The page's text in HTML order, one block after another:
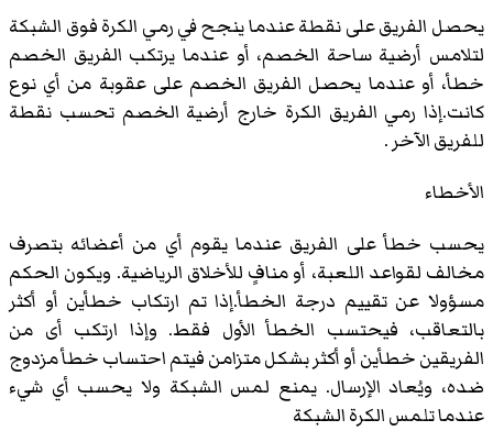
يحصل الفريق على نقطة عندما ينجح في رمي الكرة فوق الشبكة
لتلامس أرضية ساحة الخصم، أو عندما يرتكب الفريق الخصم
خطأ، أو عندما يحصل الفريق الخصم على عقوبة من أي نوع
كانت.إذا رمي الفريق الكرة خارج أرضية الخصم تحسب نقطة
للفريق الآخر .
الأخطاء
يحسب خطأ على الفريق عندما يقوم أي من أعضائه بتصرف
مخالف لقواعد اللعبة، أو منافٍ للأخلاق الرياضية. ويكون الحكم
مسؤولا عن تقييم درجة الخطأ.إذا تم ارتكاب خطأين أو أكثر
بالتعاقب، فيحتسب الخطأ الأول فقط. وإذا ارتكب أى من
الفريقين خطأين أو أكثر بشكل متزامن فيتم احتساب خطأ مزدوج
ضده، ويُعاد الإرسال. يمنع لمس الشبكة ولا يحسب أي شيء
عندما تلمس الكرة الشبكة